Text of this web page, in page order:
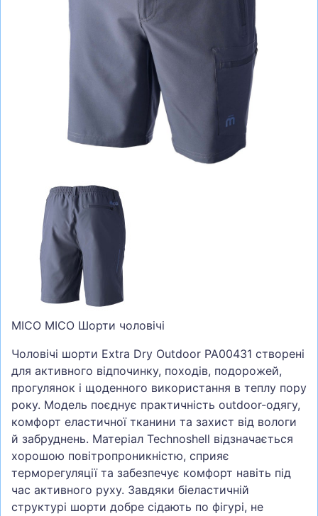
ШОЛОМИ, ЗАХИСТ, ОКУЛЯРИ
ВЕЛОСИПЕДИ
САМОКАТИ
ТЕНІС, БАДМІНТОН
ТУРИЗМ
MICO MICO Шорти чоловічі
Чоловічі шорти Extra Dry Outdoor PA00431 створені
для активного відпочинку, походів, подорожей,
прогулянок і щоденного використання в теплу пору
року. Модель поєднує практичність outdoor-одягу,
комфорт еластичної тканини та захист від вологи
й забруднень. Матеріал Technoshell відзначається
хорошою повітропроникністю, сприяє
терморегуляції та забезпечує комфорт навіть під
час активного руху. Завдяки біеластичній
структурі шорти добре сідають по фігурі, не